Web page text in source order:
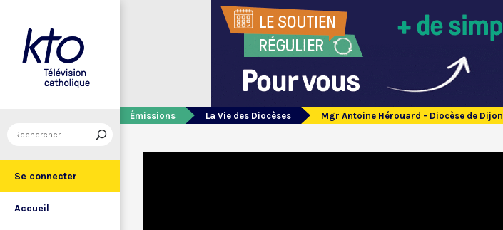
Se connecter
Accueil
Émissions La Vie des Diocèses Mgr Antoine Hérouard - Diocèse de Dijon